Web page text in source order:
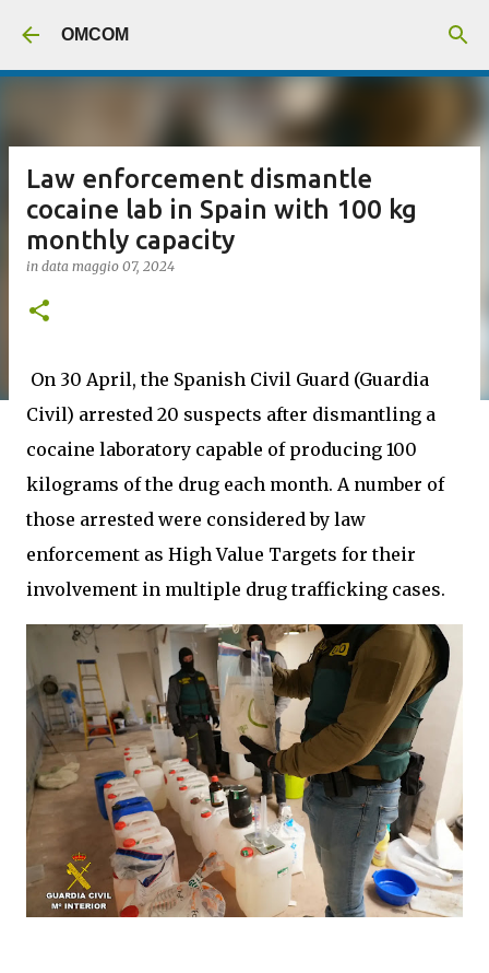
OMCOM
Law enforcement dismantle
cocaine lab in Spain with 100 kg
monthly capacity
in data maggio 07, 2024
On 30 April, the Spanish Civil Guard (Guardia
Civil) arrested 20 suspects after dismantling a
cocaine laboratory capable of producing 100
kilograms of the drug each month. A number of
those arrested were considered by law
enforcement as High Value Targets for their
involvement in multiple drug trafficking cases.